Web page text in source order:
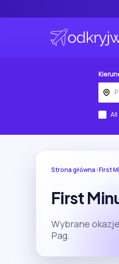
Strona główna›First
First
Wybrane
Pag.